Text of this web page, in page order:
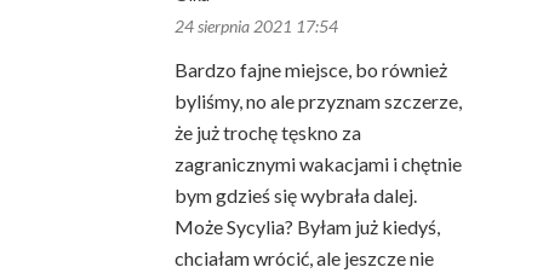
24 sierpnia 2021 17:54
Bardzo fajne miejsce, bo również
byliśmy, no ale przyznam szczerze,
że już trochę tęskno za
zagranicznymi wakacjami i chętnie
bym gdzieś się wybrała dalej.
Może Sycylia? Byłam już kiedyś,
chciałam wrócić, ale jeszcze nie